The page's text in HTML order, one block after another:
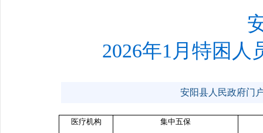
2026年1月特困
安阳县人民政府门
医疗机构 集中五保